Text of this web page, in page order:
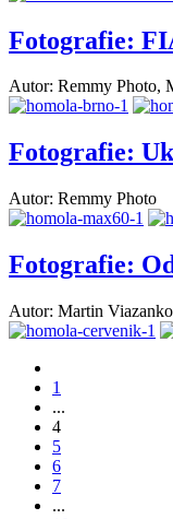
Fotografie:
Autor: Remmy Photo,
Fotografie:
Autor: Remmy Photo
Fotografie:
Autor: Martin Viazanko
1
...
4
5
6
7
...